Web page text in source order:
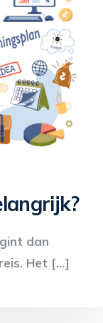
dan
Het [...]